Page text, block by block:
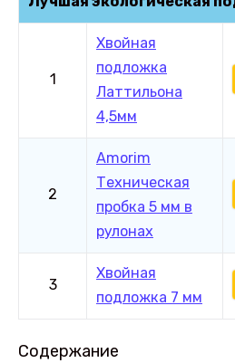
1
Хвойная
подложка
Латтильона
4,5мм
2
Amorim
Техническая
пробка 5 мм в
рулонах
3
Хвойная
подложка 7 мм
Содержание